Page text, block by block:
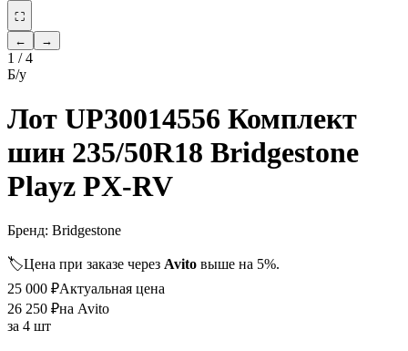
⛶
←
→
1 /4
Б/у
Лот UP30014556 Комплект
шин 235/50R18 Bridgestone
Playz PX-RV
Бренд: Bridgestone
🏷️Цена при заказе через Avito выше на 5%.
25 000 ₽Актуальная цена
26 250 ₽на Avito
за 4 шт